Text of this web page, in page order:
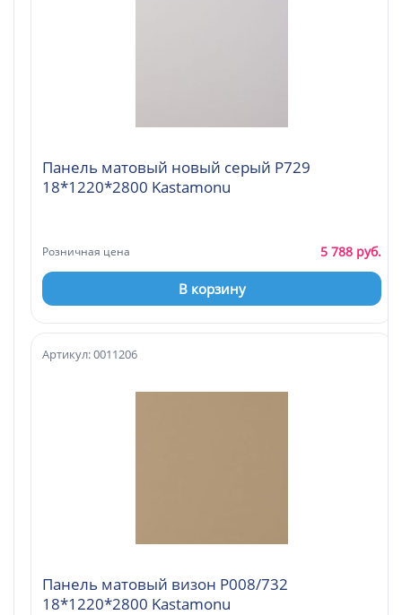
Панель матовый новый серый Р729
18*1220*2800 Kastamonu
Розничная цена 5 788 руб.
В корзину
Панель матовый визон Р008/732
18*1220*2800 Kastamonu
Артикул: 0011206